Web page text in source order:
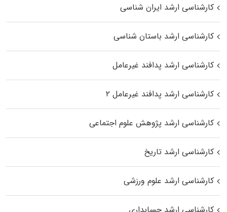
کارشناسی ارشد ایران شناسی
کارشناسی ارشد باستان شناسی
کارشناسی ارشد پدافند غیرعامل
کارشناسی ارشد پدافند غیرعامل ۲
کارشناسی ارشد پژوهش علوم اجتماعی
کارشناسی ارشد تاریخ
کارشناسی ارشد علوم ورزشی